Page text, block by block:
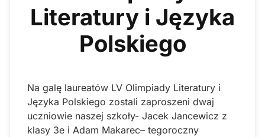
Literatury i Języka
Polskiego
Na galę laureatów LV Olimpiady Literatury i
Języka Polskiego zostali zaproszeni dwaj
uczniowie naszej szkoły- Jacek Jancewicz z
klasy 3e i Adam Makarec– tegoroczny